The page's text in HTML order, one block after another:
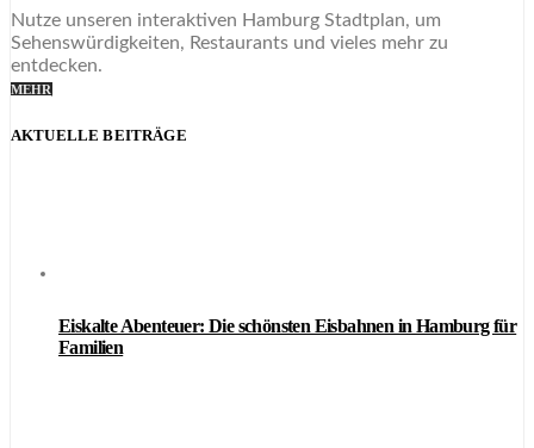
Nutze unseren interaktiven Hamburg Stadtplan, um
Sehenswürdigkeiten, Restaurants und vieles mehr zu
entdecken.
MEHR
AKTUELLE BEITRÄGE
Eiskalte Abenteuer: Die schönsten Eisbahnen in Hamburg für
Familien